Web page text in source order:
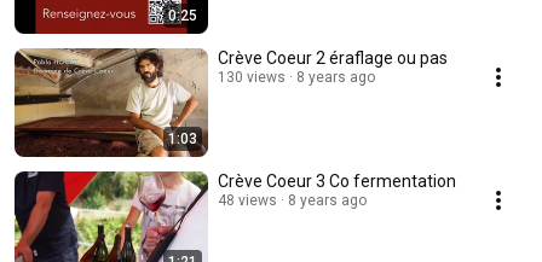
0:25
1:03
Crève Coeur 2 éraflage ou pas
130 views 8 years ago
Crève Coeur 3 Co fermentation
48 views 8 years ago